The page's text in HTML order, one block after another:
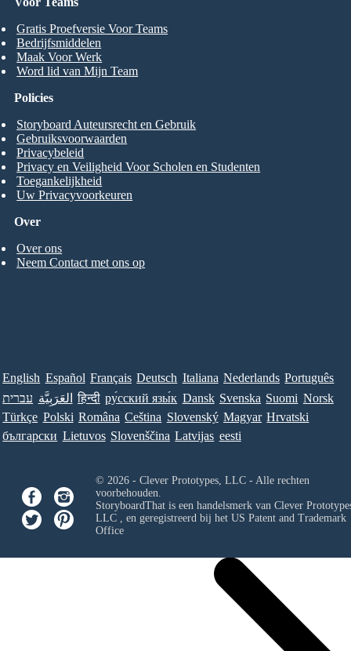
Gratis Proefversie Voor Teams
Bedrijfsmiddelen
Maak Voor Werk
Word lid van Mijn Team
Over
Over ons
Neem Contact met ons op
Policies
Storyboard Auteursrecht en Gebruik
Gebruiksvoorwaarden
Privacybeleid
Privacy en Veiligheid Voor Scholen en Studenten
Toegankelijkheid
Uw Privacyvoorkeuren
English Español Français Deutsch Italiana Nederlands Português
עברית العَرَبِيَّة हिन्दी ру́сский язы́к Dansk Svenska Suomi Norsk
Türkçe Polski Româna Ceština Slovenský Magyar Hrvatski
български Lietuvos Slovenščina Latvijas eesti
© 2026 - Clever Prototypes, LLC - Alle rechten
voorbehouden.
StoryboardThat is een handelsmerk van Clever
LLC, en geregistreerd bij het US Patent and Trademark
Office